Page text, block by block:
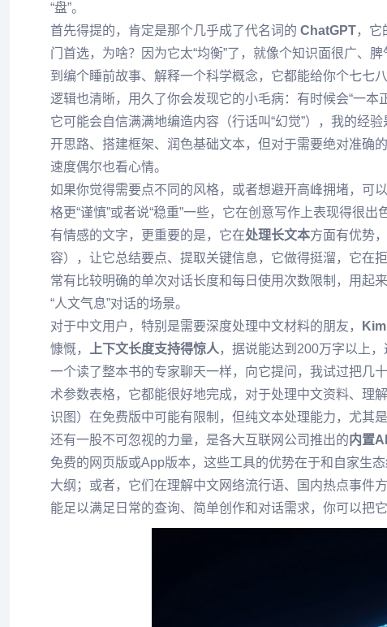
“盘”。
首先得提的，肯定是那个几乎成了代名词的 ChatGPT，它
门首选，为啥？因为它太“均衡”了，就像个知识面很广、
到编个睡前故事、解释一个科学概念，它都能给你个七七
逻辑也清晰，用久了你会发现它的小毛病：有时候会“一本
它可能会自信满满地编造内容（行话叫“幻觉”），我的经
开思路、搭建框架、润色基础文本，但对于需要绝对准确
速度偶尔也看心情。
如果你觉得需要点不同的风格，或者想避开高峰拥堵，可
格更“谨慎”或者说“稳重”一些，它在创意写作上表现得很
有情感的文字，更重要的是，它在处理长文本方面有优势
容），让它总结要点、提取关键信息，它做得挺溜，它在
常有比较明确的单次对话长度和每日使用次数限制，用起
“人文气息”对话的场景。
对于中文用户，特别是需要深度处理中文材料的朋友，
慷慨，
上下文长度支持得惊人 ，据说能达到200万字以上
一个读了整本书的专家聊天一样，向它提问，我试过把几
术参数表格，它都能很好地完成，对于处理中文资料、理
识图）在免费版中可能有限制，但纯文本处理能力，尤其
还有一股不可忽视的力量，是各大互联网公司推出的内置
免费的网页版或App版本，这些工具的优势在于和自家生
大纲；或者，它们在理解中文网络流行语、国内热点事件
能足以满足日常的查询、简单创作和对话需求，你可以把